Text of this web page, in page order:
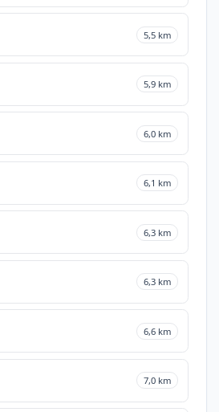
5,5 km
5,9 km
6,0 km
6,1 km
6,3 km
6,3 km
6,6 km
7,0 km